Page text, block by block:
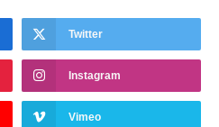
Twitter
Instagram
Vimeo